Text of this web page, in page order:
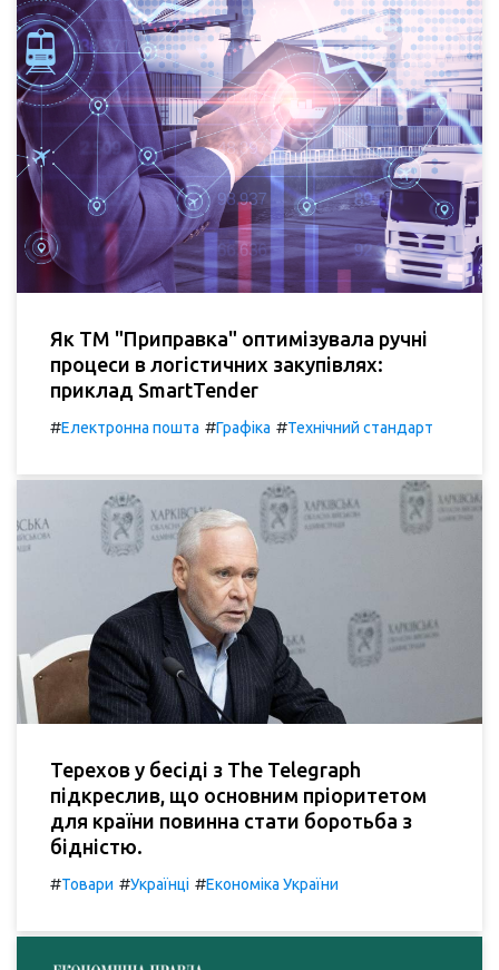
Як ТМ "Приправка" оптимізувала ручні
процеси в логістичних закупівлях:
приклад SmartTender
#Електронна пошта #Графіка #Технічний стандарт
Терехов у бесіді з The Telegraph
підкреслив, що основним пріоритетом
для країни повинна стати боротьба з
бідністю.
#Товари #Українці #Економіка України